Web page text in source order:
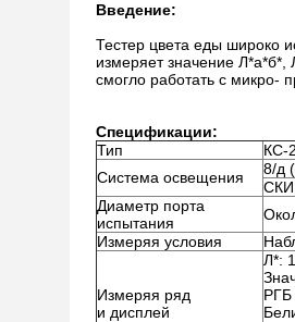
Введение:
Тестер цвета еды широко
измеряет значение
смогло работать с микро-
Спецификации:
Тип
КС-
Система освещения
8/д
СКИ
Диаметр порта
испытания
Измеряя условия
Измеряя ряд
и дисплей
Л*:
РГБ